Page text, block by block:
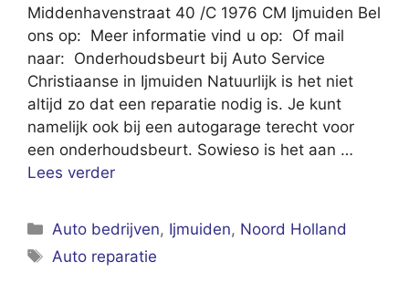
Middenhavenstraat 40 /C 1976 CM Ijmuiden Bel
ons op: Meer informatie vind u op: Of mail
naar: Onderhoudsbeurt bij Auto Service
Christiaanse in Ijmuiden Natuurlijk is het niet
altijd zo dat een reparatie nodig is. Je kunt
namelijk ook bij een autogarage terecht voor
een onderhoudsbeurt. Sowieso is het aan …
Lees verder
Categorieën
Auto bedrijven, Ijmuiden, Noord Holland
Tags
Auto reparatie